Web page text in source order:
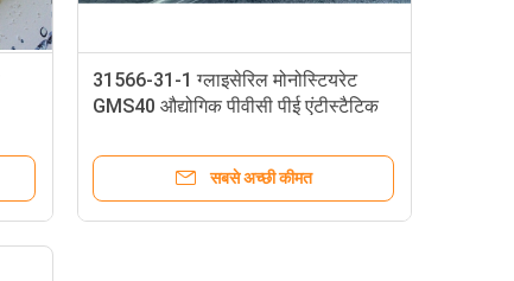
31566-31-1 ग्लाइसेरिल मोनोस्टियरेट
GMS40 औद्योगिक पीवीसी पीई एंटीस्टैटिक
सबसे अच्छी कीमत